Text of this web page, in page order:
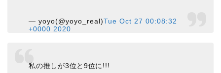
— yoyo(@yoyo_real)Tue Oct 27 00:08:32
+0000 2020
私の推しが3位と9位に!!!